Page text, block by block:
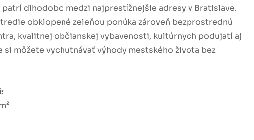
dlhodobo medzi najprestížnejšie adresy v Bratislave.
obklopené zeleňou ponúka zároveň bezprostrednú
kvalitnej občianskej vybavenosti, kultúrnych podujatí aj
môžete vychutnávať výhody mestského života bez